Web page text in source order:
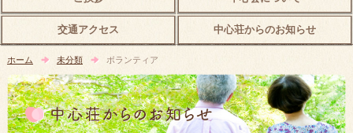
交通アクセス 中心荘からのお知らせ
ホーム 未分類 ボランティア